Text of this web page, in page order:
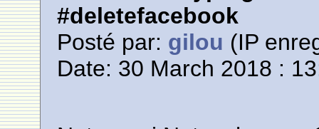
#deletefacebook
Posté par: gilou (IP
Date: 30 March 2018 :